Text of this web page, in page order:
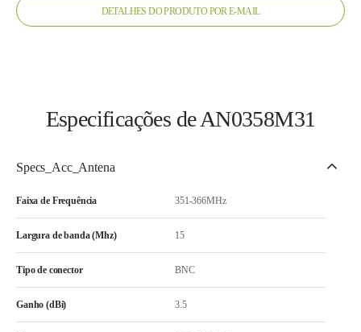
DETALHES DO PRODUTO POR E-MAIL
Especificações de AN0358M31
Specs_Acc_Antena
Faixa de Frequência 351-366MHz
Largura de banda (Mhz) 15
Tipo de conector BNC
Ganho (dBi) 3.5